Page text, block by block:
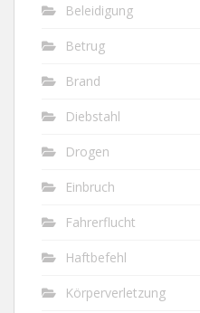
Beleidigung
Betrug
Brand
Diebstahl
Drogen
Einbruch
Fahrerflucht
Haftbefehl
Körperverletzung